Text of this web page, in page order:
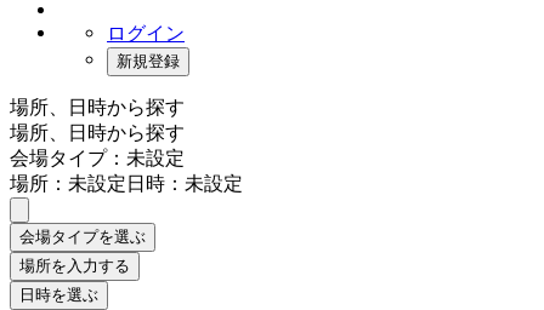
ログイン
新規登録
場所、日時から探す
場所、日時から探す
会場タイプ：未設定
場所：未設定日時：未設定
会場タイプを選ぶ
場所を入力する
日時を選ぶ